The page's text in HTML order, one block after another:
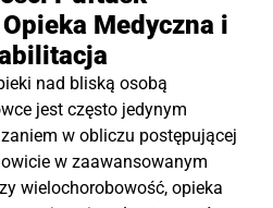
Medyczna i
nad bliską osobą
jest często jedynym
w obliczu postępującej
w zaawansowanym
wielochorobowość, opieka